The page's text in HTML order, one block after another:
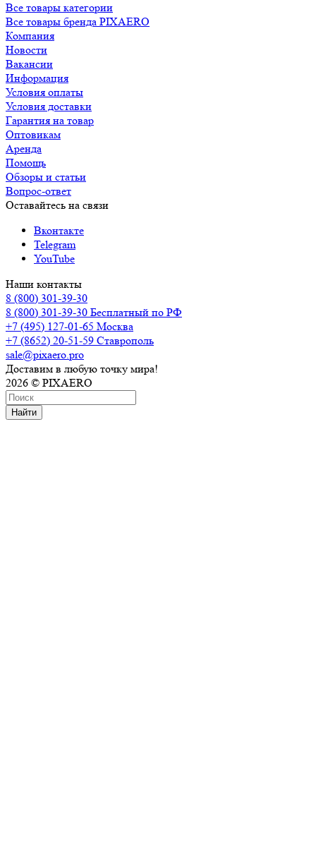
Все товары категории
Все товары бренда PIXAERO
Компания
Новости
Вакансии
Информация
Условия оплаты
Условия доставки
Гарантия на товар
Оптовикам
Аренда
Помощь
Обзоры и статьи
Вопрос-ответ
Оставайтесь на связи
Вконтакте
Telegram
YouTube
Наши контакты
8 (800) 301-39-30
8 (800) 301-39-30 Бесплатный по РФ
+7 (495) 127-01-65 Москва
+7 (8652) 20-51-59 Ставрополь
sale@pixaero.pro
Доставим в любую точку мира!
2026 © PIXAERO
Найти